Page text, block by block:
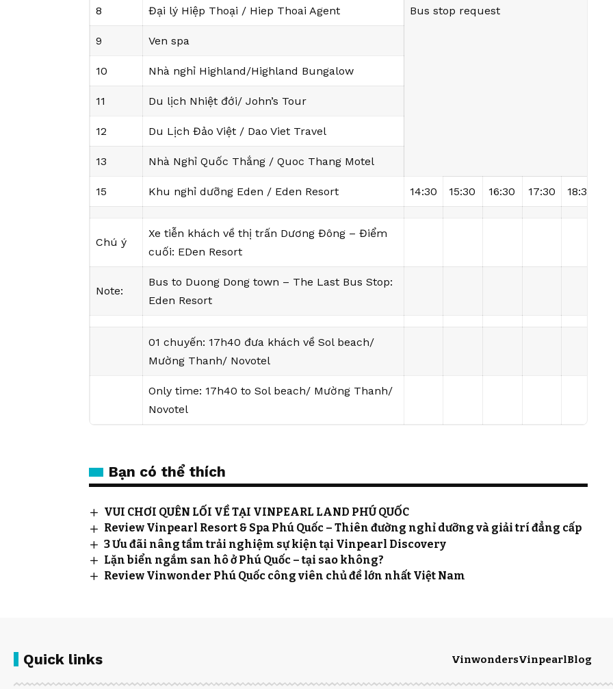
Bus stop request
8 Đại lý Hiệp Thoại / Hiep Thoai Agent
9 Ven spa
10 Nhà nghỉ Highland/Highland Bungalow
11 Du lịch Nhiệt đới/ John’s Tour
12 Du Lịch Đảo Việt / Dao Viet Travel
13 Nhà Nghỉ Quốc Thắng / Quoc Thang Motel
15 Khu nghỉ dưỡng Eden / Eden Resort 14:30 15:30 16:30 17:30 18:30
Chú ý
Xe tiễn khách về thị trấn Dương Đông – Điểm
cuối: EDen Resort
Note:
Bus to Duong Dong town – The Last Bus Stop:
Eden Resort
01 chuyến: 17h40 đưa khách về Sol beach/
Mường Thanh/ Novotel
Only time: 17h40 to Sol beach/ Mường Thanh/
Novotel
Bạn có thể thích
VUI CHƠI QUÊN LỐI VỀ TẠI VINPEARL LAND PHÚ QUỐC
Review Vinpearl Resort & Spa Phú Quốc – Thiên đường nghỉ dưỡng và giải trí đẳng cấp
3 Ưu đãi nâng tầm trải nghiệm sự kiện tại Vinpearl Discovery
Lặn biển ngắm san hô ở Phú Quốc – tại sao không?
Review Vinwonder Phú Quốc công viên chủ đề lớn nhất Việt Nam
Quick links VinwondersVinpearlBlog